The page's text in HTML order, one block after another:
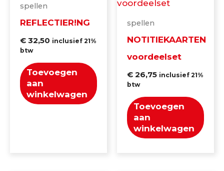
spellen
REFLECTIER!NG
€ 32,50 inclusief 21%
btw
Toevoegen
aan
winkelwagen
spellen
NOTITIEKAARTEN
voordeelset
€ 26,75 inclusief 21%
btw
Toevoegen
aan
winkelwagen